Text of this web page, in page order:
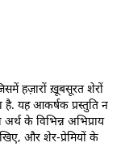
हज़ारों ख़ूबसूरत शेरों
यह आकर्षक प्रस्तुति न
के विभिन्न अभिप्राय
और शेर-प्रेमियों के